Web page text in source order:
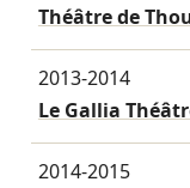
Théâtre de
2013-2014
Le Gallia
2014-2015